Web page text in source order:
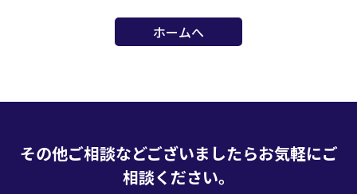
ホームへ
その他ご相談などございましたらお気軽にご
相談ください。